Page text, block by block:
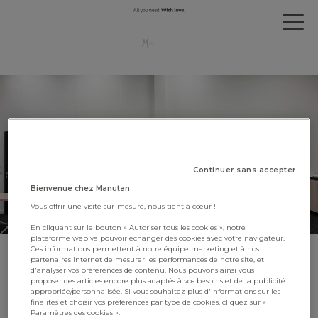
Manutan lance un service de
location d’art en Belgique et
aux Pays-Bas
Continuer sans accepter
Bienvenue chez Manutan
Vous offrir une visite sur-mesure, nous tient à cœur !
En cliquant sur le bouton « Autoriser tous les cookies », notre
plateforme web va pouvoir échanger des cookies avec votre navigateur.
Ces informations permettent à notre équipe marketing et à nos
partenaires internet de mesurer les performances de notre site, et
d'analyser vos préférences de contenu. Nous pouvons ainsi vous
proposer des articles encore plus adaptés à vos besoins et de la publicité
appropriée/personnalisée. Si vous souhaitez plus d'informations sur les
finalités et choisir vos préférences par type de cookies, cliquez sur «
Paramètres des cookies ».